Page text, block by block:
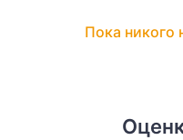
Пока никого